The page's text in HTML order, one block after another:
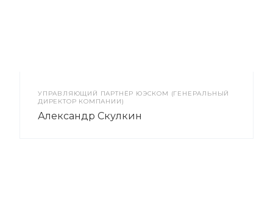
УПРАВЛЯЮЩИЙ ПАРТНЁР ЮЭСКОМ (ГЕНЕРАЛЬНЫЙ
ДИРЕКТОР КОМПАНИИ)
Александр Скулкин